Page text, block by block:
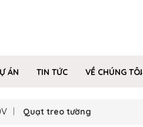
ÁN TIN TỨC VỀ CHÚNG TÔI
Quạt treo tường